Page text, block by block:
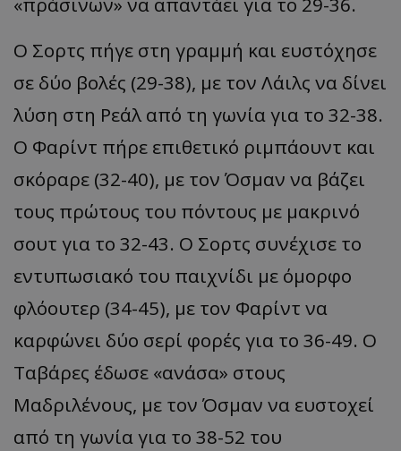
Ο Σορτς πήγε στη γραμμή και ευστόχησε
σε δύο βολές (29-38), με τον Λάιλς να δίνει
λύση στη Ρεάλ από τη γωνία για το 32-38.
Ο Φαρίντ πήρε επιθετικό ριμπάουντ και
σκόραρε (32-40), με τον Όσμαν να βάζει
τους πρώτους του πόντους με μακρινό
σουτ για το 32-43. Ο Σορτς συνέχισε το
εντυπωσιακό του παιχνίδι με όμορφο
φλόουτερ (34-45), με τον Φαρίντ να
καρφώνει δύο σερί φορές για το 36-49. Ο
Ταβάρες έδωσε «ανάσα» στους
Μαδριλένους, με τον Όσμαν να ευστοχεί
από τη γωνία για το 38-52 του